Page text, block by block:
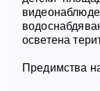
осветена
Предимства